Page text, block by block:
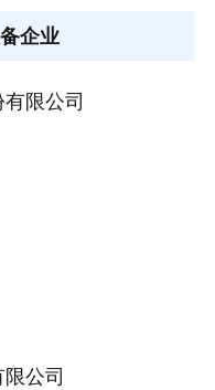
企业
限公司
公司